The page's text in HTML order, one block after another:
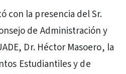
con la presencia del Sr.
de Administración y
Dr. Héctor Masoero, la
Estudiantiles y de